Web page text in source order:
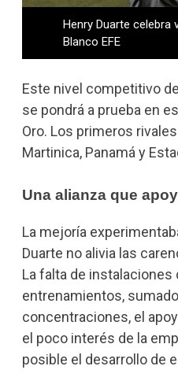
Henry Duarte celebra
Blanco EFE
Este nivel competitivo
se pondrá a prueba en
Oro. Los primeros
Martinica, Panamá y
Una alianza que
La mejoría
Duarte no alivia las
La falta de instalaciones
entrenamientos,
concentraciones, el
el poco interés de la
posible el desarrollo de